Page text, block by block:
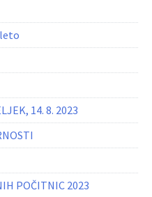
14. 8. 2023
POČITNIC 2023